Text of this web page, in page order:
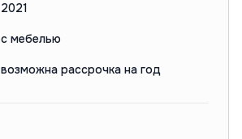
2021
с мебелью
возможна рассрочка на год